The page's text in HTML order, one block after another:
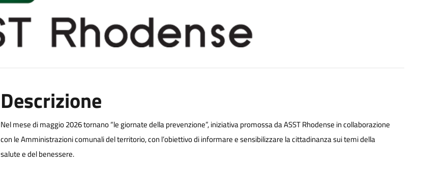
Descrizione
Nel mese di maggio 2026 tornano “le giornate della prevenzione”, iniziativa promossa da ASST Rhodense in collaborazione
con le Amministrazioni comunali del territorio, con l’obiettivo di informare e sensibilizzare la cittadinanza sui temi della
salute e del benessere.